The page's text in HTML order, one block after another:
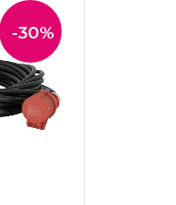
-30%